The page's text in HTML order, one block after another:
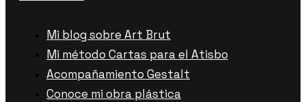
Mi blog sobre Art Brut
Mi método Cartas para el Atisbo
Acompañamiento Gestalt
Conoce mi obra plástica